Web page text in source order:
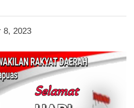
8, 2023